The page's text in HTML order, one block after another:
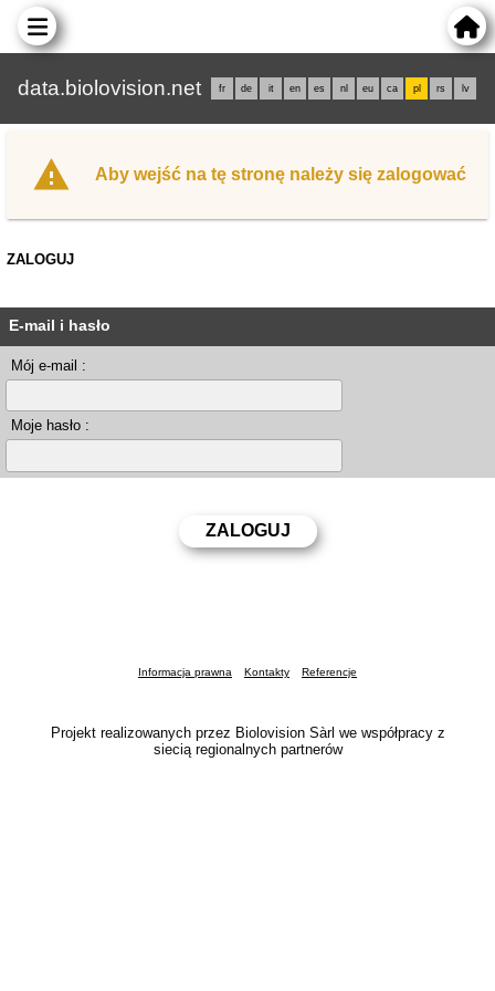
data.biolovision.net fr de it en es nl eu ca pl rs lv
Aby wejść na tę stronę należy się zalogować
ZALOGUJ
E-mail i hasło
Mój e-mail :
Moje hasło :
Informacja prawna Kontakty Referencje
Projekt realizowanych przez Biolovision Sàrl we współpracy z
siecią regionalnych partnerów